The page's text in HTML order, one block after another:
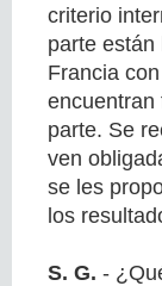
criterio
parte
Francia
encuentran
parte. Se
ven
se les
los
S. G. -